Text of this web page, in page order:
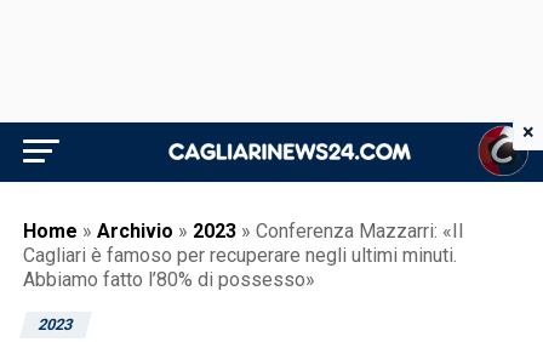
Home » Archivio » 2023 » Conferenza Mazzarri: «Il
Cagliari è famoso per recuperare negli ultimi minuti.
Abbiamo fatto l’80% di possesso»
2023
×